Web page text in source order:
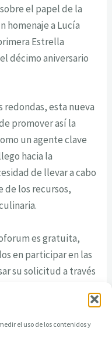
el uso de los contenidos y
el papel de la
homenaje a Lucía
Estrella
décimo aniversario
redondas, esta nueva
promover así la
un agente clave
hacia la
de llevar a cabo
de los recursos,
es gratuita,
en participar en las
su solicitud a través